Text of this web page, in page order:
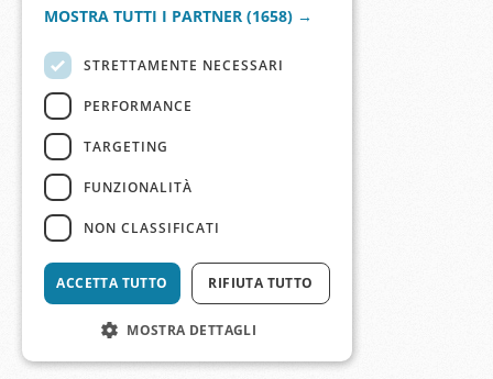
MOSTRA TUTTI I PARTNER (1658) →
STRETTAMENTE NECESSARI
PERFORMANCE
TARGETING
FUNZIONALITÀ
NON CLASSIFICATI
ACCETTA TUTTO RIFIUTA TUTTO
MOSTRA DETTAGLI